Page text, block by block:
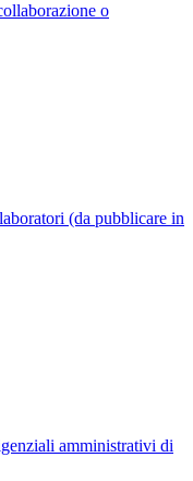
o
(da pubblicare in
amministrativi di